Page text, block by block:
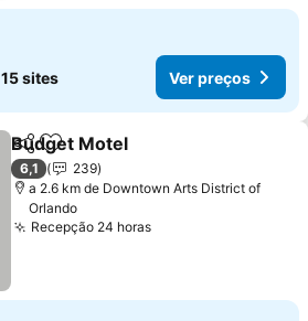
15 sites Ver preços
PartilharAdicionar aos favoritos
Budget Motel
6,1
239
a 2.6 km de Downtown Arts District of
Orlando
Recepção 24 horas